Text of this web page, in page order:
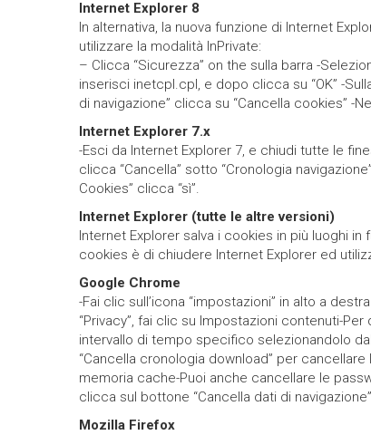
Internet Explorer 8
In alternativa, la nuova funzione di Internet
utilizzare la modalità InPrivate:
– Clicca “Sicurezza” on the sulla barra -
inserisci inetcpl.cpl, e dopo clicca su “OK” -
di navigazione” clicca su “Cancella cookies” -
Internet Explorer 7.x
-Esci da Internet Explorer 7, e chiudi tutte le
clicca “Cancella” sotto “Cronologia
Cookies” clicca “sì”.
Internet Explorer (tutte le altre versioni)
Internet Explorer salva i cookies in più luoghi
cookies è di chiudere Internet Explorer ed
Google Chrome
-Fai clic sull’icona “impostazioni” in alto a
“Privacy”, fai clic su Impostazioni contenuti-
intervallo di tempo specifico selezionandolo
“Cancella cronologia download” per
memoria cache-Puoi anche cancellare le
clicca sul bottone “Cancella dati di
Mozilla Firefox